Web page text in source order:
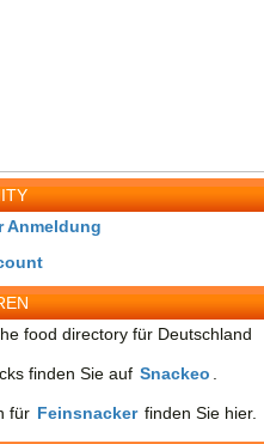
Anmeldung
food directory für Deutschland
finden Sie auf Snackeo
für Feinsnacker finden Sie hier.